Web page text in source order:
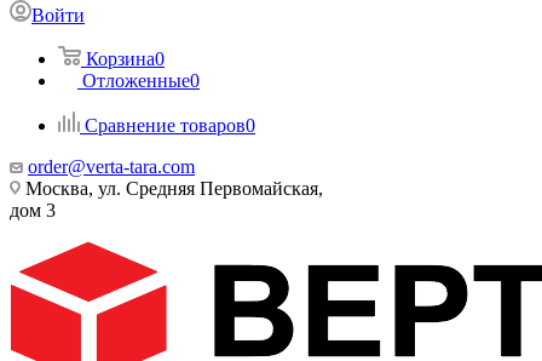
Войти
Корзина0
Отложенные0
Сравнение товаров0
order@verta-tara.com
Москва, ул. Средняя Первомайская,
дом 3